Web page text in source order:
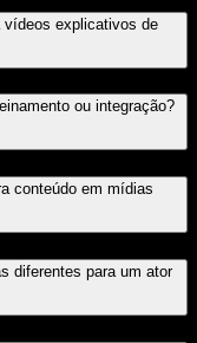
vídeos explicativos de
ou integração?
conteúdo em mídias
diferentes para um ator